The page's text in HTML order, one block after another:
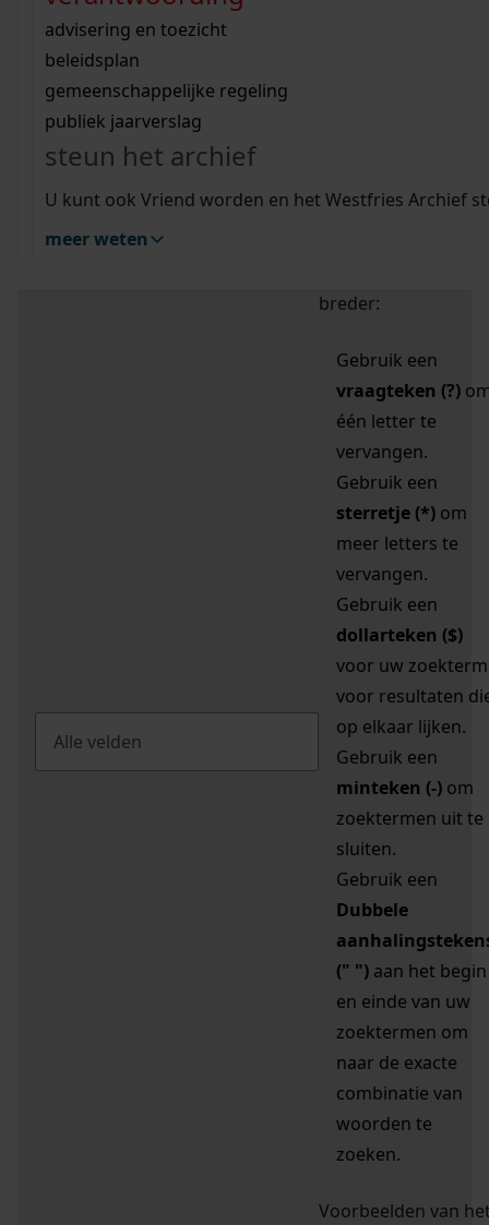
bouwvergunningen
omgevingsvergunningen
vergunningen
beeld en geluid
uitleg nodig?
Wij helpen u op weg met een aantal zoektips.
bekijk alle zoektips
Wij helpen u op weg met een aantal zoektips.
bekijk alle zoektips
bekijk ons geschiedenislokaal
advisering en toezicht
beleidsplan
gemeenschappelijke regeling
publiek jaarverslag
steun het archief
U kunt ook Vriend worden en het Westfries Archief
meer weten
zoektips
Mijn Studiezaal (inloggen)
uw zoekopdracht te
breder:
Gebruik een
vraagteken (?)
één letter te
vervangen.
Gebruik een
sterretje (*) om
meer letters te
vervangen.
Gebruik een
dollarteken ($)
voor uw zoekterm
voor resultaten
op elkaar lijken.
Gebruik een
minteken (-) om
zoektermen uit te
sluiten.
Gebruik een
Dubbele
(" ") aan het begin
en einde van uw
zoektermen om
naar de exacte
combinatie van
woorden te
zoeken.
Voorbeelden van